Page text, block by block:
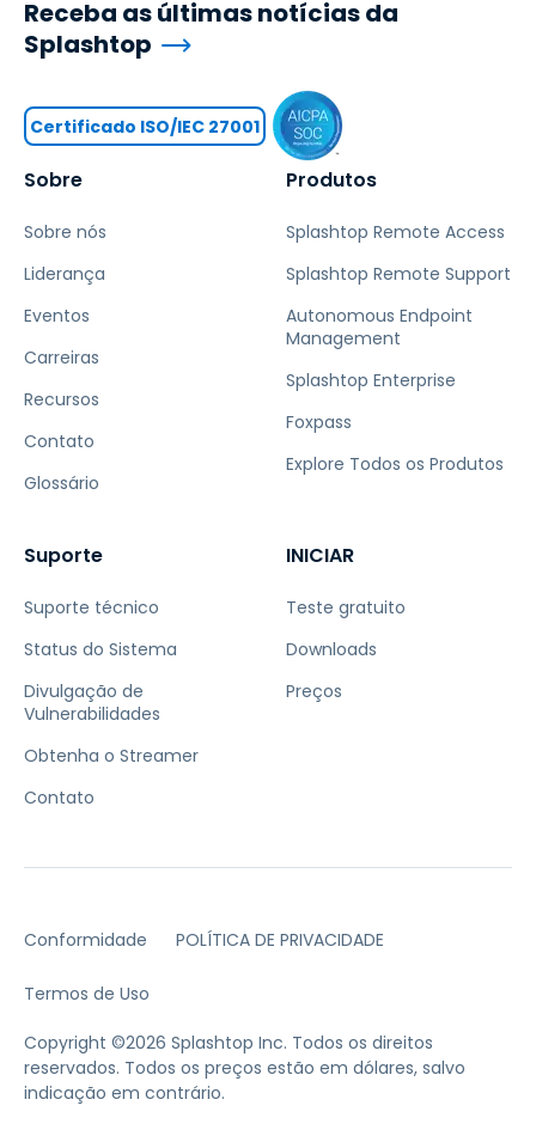
Sobre
Sobre nós
Liderança
Eventos
Carreiras
Recursos
Contato
Glossário
Produtos
Splashtop Remote Access
Splashtop Remote Support
Autonomous Endpoint
Management
Splashtop Enterprise
Foxpass
Explore Todos os Produtos
Suporte
Suporte técnico
Status do Sistema
Divulgação de
Vulnerabilidades
Obtenha o Streamer
Contato
INICIAR
Teste gratuito
Downloads
Preços
Receba as últimas notícias da
Splashtop
Certificado ISO/IEC 27001
Conformidade POLÍTICA DE PRIVACIDADE
Termos de Uso
Copyright ©2026 Splashtop Inc. Todos os direitos
reservados. Todos os preços estão em dólares, salvo
indicação em contrário.